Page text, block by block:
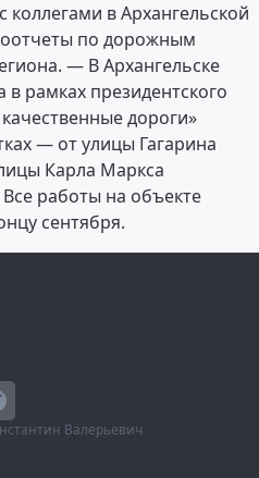
в Архангельской
по дорожным
— В Архангельске
рамках президентского
дороги»
— от улицы Гагарина
Карла Маркса
работы на объекте
сентября.
Валерьевич